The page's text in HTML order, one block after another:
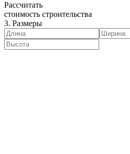
Рассчитать
стоимость строительства
3. Размеры